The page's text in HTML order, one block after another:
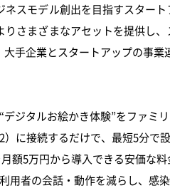
スモデル創出を目指すスター
さまざまなアセットを提供し
手企業とスタートアップの事業
ジタルお絵かき体験”をファミ
に接続するだけで、最短5分で
額5万円から導入できる安価な料
者の会話・動作を減らし、感